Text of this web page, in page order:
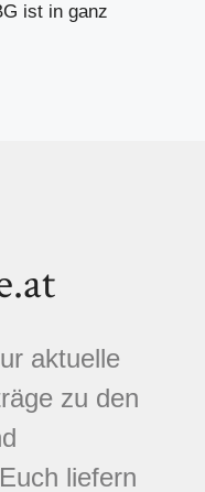
ist in ganz
aktuelle
zu den
liefern